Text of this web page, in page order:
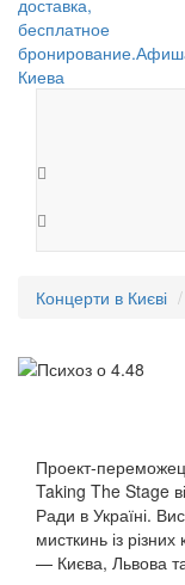
Концерти в Києві
Проект-
Taking The Stage
Ради в Україні.
мисткинь із різних
— Києва, Львова